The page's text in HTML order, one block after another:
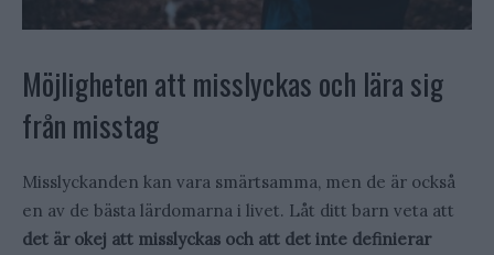
Möjligheten att misslyckas och lära sig
från misstag
Misslyckanden kan vara smärtsamma, men de är också
en av de bästa lärdomarna i livet. Låt ditt barn veta att
det är okej att misslyckas och att det inte definierar